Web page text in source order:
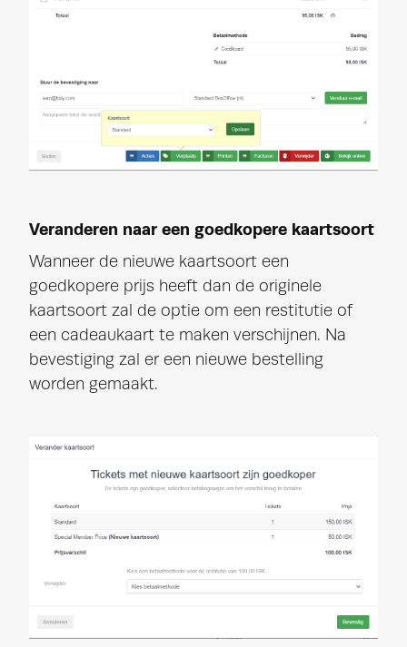
Veranderen naar een goedkopere kaartsoort
Wanneer de nieuwe kaartsoort een
goedkopere prijs heeft dan de originele
kaartsoort zal de optie om een restitutie of
een cadeaukaart te maken verschijnen. Na
bevestiging zal er een nieuwe bestelling
worden gemaakt.